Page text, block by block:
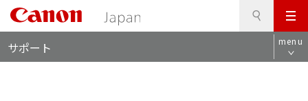
メ
ニ
ュ
サポート menu